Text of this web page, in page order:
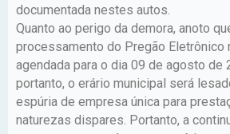
documentada nestes autos.
Quanto ao perigo da demora, anoto
processamento do Pregão Eletrônico
agendada para o dia 09 de agosto de
portanto, o erário municipal será
espúria de empresa única para
naturezas dispares. Portanto, a